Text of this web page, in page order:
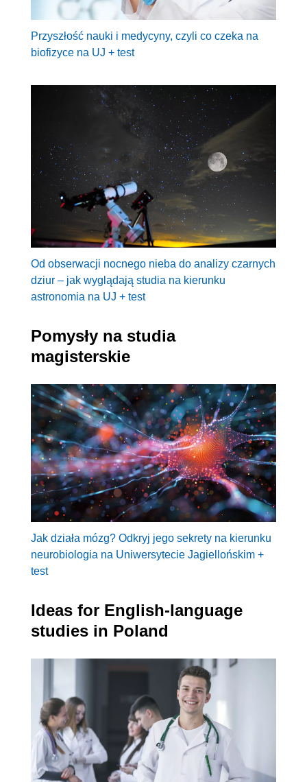
Przyszłość nauki i medycyny, czyli co czeka na
biofizyce na UJ + test
Od obserwacji nocnego nieba do analizy czarnych
dziur – jak wyglądają studia na kierunku
astronomia na UJ + test
Pomysły na studia
magisterskie
Jak działa mózg? Odkryj jego sekrety na kierunku
neurobiologia na Uniwersytecie Jagiellońskim +
test
Ideas for English-language
studies in Poland